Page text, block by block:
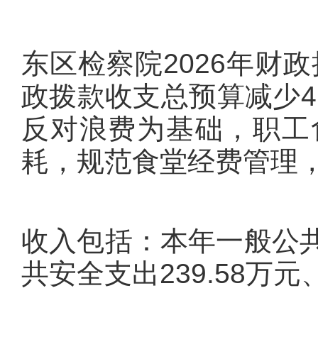
东区检察院2026年财
政拨款收支总预算减少
反对浪费为基础，职
耗，规范食堂经费管理
收入包括：本年一般公
共安全支出239.58万元